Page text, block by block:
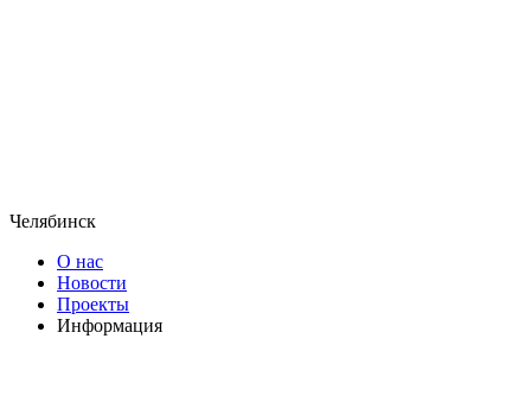
Челябинск
О нас
Новости
Проекты
Информация